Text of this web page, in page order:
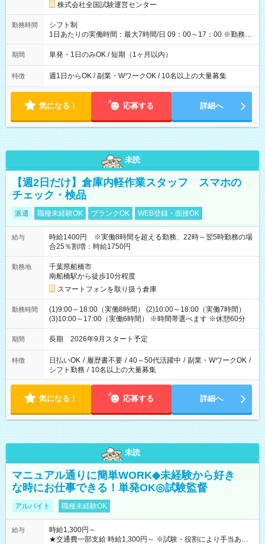
円の場合あり ・国家試験 7:00～13:30（休憩なし） 時給1,300
円（役割手当＋100円）×6時間＝日収8,400円＋交通費 【試用期
間】試用期間なし
株式会社全国試験運営センター
勤務時間
シフト制
1日あたりの実働時間：最大7時間/日 09：00～17：00 ※勤務時
間は 試験により異なります。
期間 単発・1日のみOK / 短期（1ヶ月以内）
特徴 週1日からOK / 副業・WワークOK / 10名以上の大量募集
気になる！ 応募する 詳細へ
未読
【週2日だけ】倉庫内軽作業スタッフ スマホの
チェック・検品
派遣 職種未経験OK ブランクOK WEB登録・面接OK
給与
時給1400円 ※実働8時間を超える勤務、22時～翌5時勤務の場
合25％割増：時給1750円
勤務地
千葉県船橋市
南船橋駅から徒歩10分程度
スマートフォンを取り扱う倉庫
勤務時間
(1)9:00～18:00（実働8時間） (2)10:00～18:00（実働7時間）
(3)10:00～17:00（実働6時間） ※時間帯選べます ※休憩60分
期間 長期 2026年9月スタート予定
特徴 日払いOK / 履歴書不要 / 40～50代活躍中 / 副業・WワークOK /
シフト勤務 / 10名以上の大量募集
気になる！ 応募する 詳細へ
未読
マニュアル通りに簡単WORK◆未経験から好き
な時にお仕事できる！単発OK◎試験監督
アルバイト 職種未経験OK
給与
時給1,300円～
★交通費一部支給 時給1,300円～ ※試験・役割により手当あり